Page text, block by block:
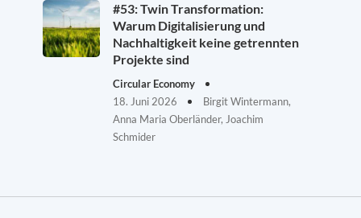
#53: Twin Transformation:
Warum Digitalisierung und
Nachhaltigkeit keine getrennten
Projekte sind
Circular Economy
18. Juni 2026
Birgit Wintermann,
Anna Maria Oberländer, Joachim
Schmider